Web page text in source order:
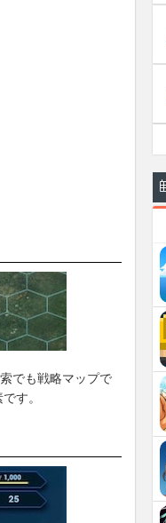
でも戦略マップで
す。